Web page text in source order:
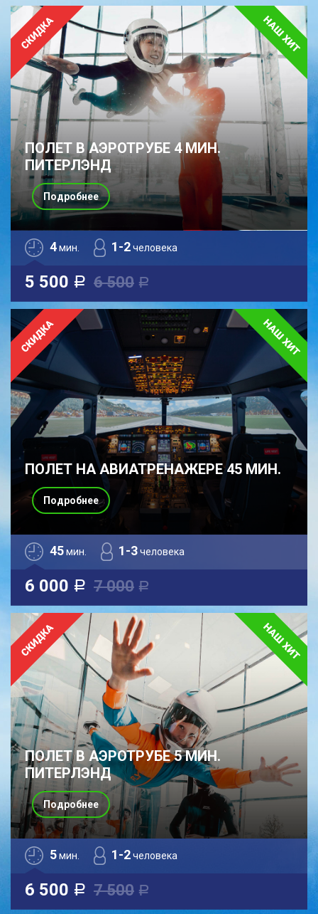
ПОЛЕТ В АЭРОТРУБЕ 4 МИН.
ПИТЕРЛЭНД
4мин. 1-2человека
5 500 a 6 500 a
Подробнее
ПОЛЕТ НА АВИАТРЕНАЖЕРЕ 45 МИН.
45мин. 1-3человека
6 000 a 7 000 a
Подробнее
ПОЛЕТ В АЭРОТРУБЕ 5 МИН.
ПИТЕРЛЭНД
5мин. 1-2человека
6 500 a 7 500 a
Подробнее